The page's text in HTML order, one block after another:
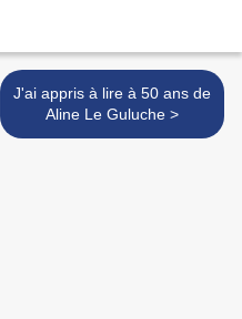
J'ai appris à lire à 50 ans de
Aline Le Guluche >